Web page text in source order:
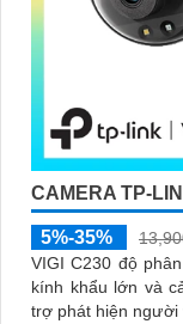
CAMERA TP-
5%-35%
VIGI C230 độ
kính khẩu lớn và
trợ phát hiện người